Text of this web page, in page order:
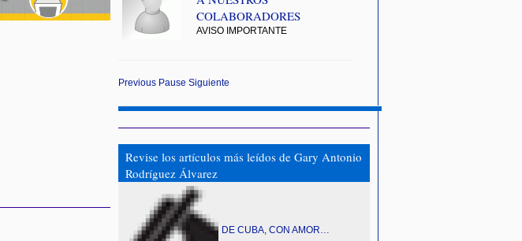
COLABORADORES
AVISO IMPORTANTE
Previous Pause Siguiente
Revise los artículos más leídos de Gary Antonio
Rodríguez Álvarez
DE CUBA, CON AMOR…